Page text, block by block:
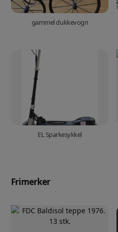
gammel dukkevogn
EL Sparkesykkel
Frimerker